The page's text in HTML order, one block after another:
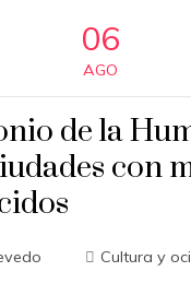
06
AGO
de la
con
Cultura y